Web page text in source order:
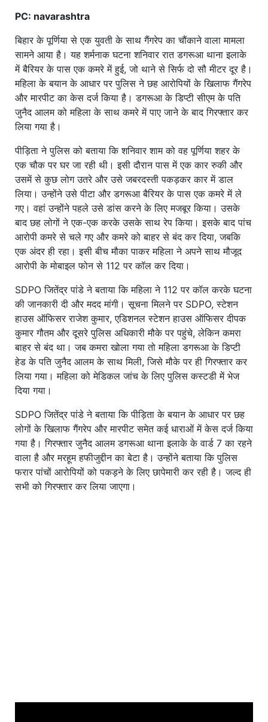
PC: navarashtra
बिहार के पूर्णिया से एक युवती के साथ गैंगरेप का चौंकाने वाला मामला
सामने आया है। यह शर्मनाक घटना शनिवार रात डगरूआ थाना इलाके
में बैरियर के पास एक कमरे में हुई, जो थाने से सिर्फ दो सौ मीटर दूर है।
महिला के बयान के आधार पर पुलिस ने छह आरोपियों के खिलाफ गैंगरेप
और मारपीट का केस दर्ज किया है। डगरूआ के डिप्टी सीएम के पति
जुनैद आलम को महिला के साथ कमरे में पाए जाने के बाद गिरफ्तार कर
लिया गया है।
पीड़िता ने पुलिस को बताया कि शनिवार शाम को वह पूर्णिया शहर के
एक चौक पर घर जा रही थी। इसी दौरान पास में एक कार रुकी और
उसमें से कुछ लोग उतरे और उसे जबरदस्ती पकड़कर कार में डाल
लिया। उन्होंने उसे पीटा और डगरूआ बैरियर के पास एक कमरे में ले
गए। वहां उन्होंने पहले उसे डांस करने के लिए मजबूर किया। उसके
बाद छह लोगों ने एक-एक करके उसके साथ रेप किया। इसके बाद पांच
आरोपी कमरे से चले गए और कमरे को बाहर से बंद कर दिया, जबकि
एक अंदर ही रहा। इसी बीच मौका पाकर महिला ने अपने साथ मौजूद
आरोपी के मोबाइल फोन से 112 पर कॉल कर दिया।
SDPO जितेंद्र पांडे ने बताया कि महिला ने 112 पर कॉल करके घटना
की जानकारी दी और मदद मांगी। सूचना मिलने पर SDPO, स्टेशन
हाउस ऑफिसर राजेश कुमार, एडिशनल स्टेशन हाउस ऑफिसर दीपक
कुमार गौतम और दूसरे पुलिस अधिकारी मौके पर पहुंचे, लेकिन कमरा
बाहर से बंद था। जब कमरा खोला गया तो महिला डगरूआ के डिप्टी
हेड के पति जुनैद आलम के साथ मिली, जिसे मौके पर ही गिरफ्तार कर
लिया गया। महिला को मेडिकल जांच के लिए पुलिस कस्टडी में भेज
दिया गया।
SDPO जितेंद्र पांडे ने बताया कि पीड़िता के बयान के आधार पर छह
लोगों के खिलाफ गैंगरेप और मारपीट समेत कई धाराओं में केस दर्ज किया
गया है। गिरफ्तार जुनैद आलम डगरूआ थाना इलाके के वार्ड 7 का रहने
वाला है और मरहूम हफीजुद्दीन का बेटा है। उन्होंने बताया कि पुलिस
फरार पांचों आरोपियों को पकड़ने के लिए छापेमारी कर रही है। जल्द ही
सभी को गिरफ्तार कर लिया जाएगा।